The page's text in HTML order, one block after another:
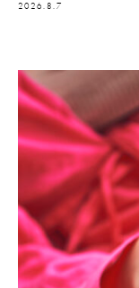
2026.8.7